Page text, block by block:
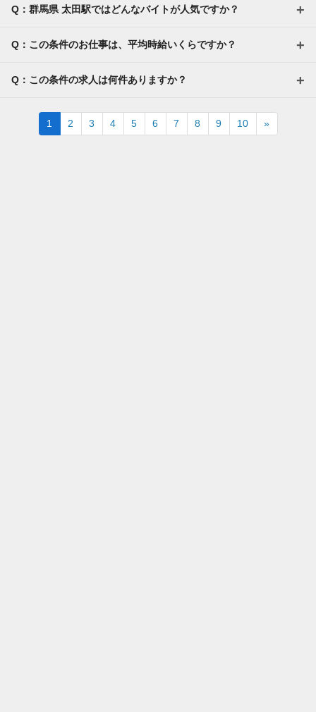
Q：群馬県 太田駅ではどんなバイトが人気ですか？
Q：この条件のお仕事は、平均時給いくらですか？
Q：この条件の求人は何件ありますか？
1 2 3 4 5 6 7 8 9 10 »Next